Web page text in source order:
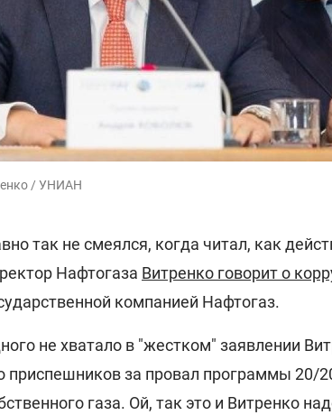
/ УНИАН
так не смеялся, когда читал, как
Нафтогаза Витренко говорит о
компанией Нафтогаз.
не хватало в "жестком" заявлении
приспешников за провал программы 20/
газа. Ой, так это и Витренко